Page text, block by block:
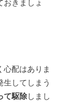
おきましょ
心配はありま
生してしまう
て駆除しまし